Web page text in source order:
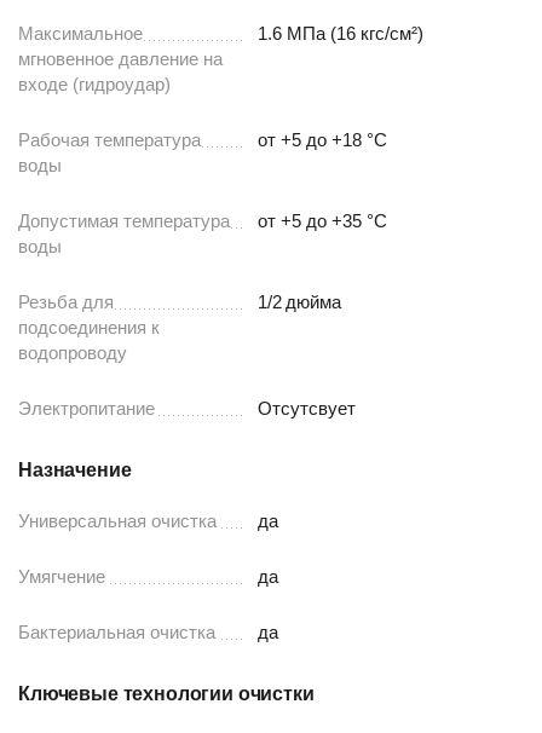
Максимальное
мгновенное давление на
входе (гидроудар)
1.6 МПа (16 кгс/см²)
Рабочая температура
воды
от +5 до +18 °С
Допустимая температура
воды
от +5 до +35 °С
Резьба для
подсоединения к
водопроводу
1/2дюйма
Электропитание Отсутсвует
Назначение
Универсальная очистка да
Умягчение да
Бактериальная очистка да
Ключевые технологии очистки